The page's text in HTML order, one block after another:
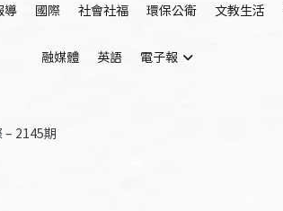
導 國際 社會社福 環保公衛 文教生活
融媒體 英語 電子報
– 2145期